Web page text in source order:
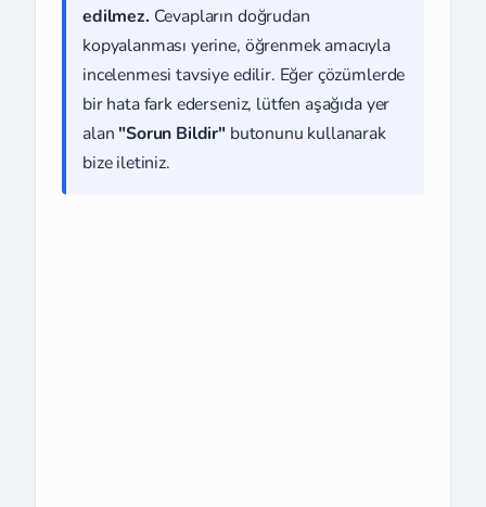
edilmez. Cevapların doğrudan
kopyalanması yerine, öğrenmek amacıyla
incelenmesi tavsiye edilir. Eğer çözümlerde
bir hata fark ederseniz, lütfen aşağıda yer
alan "Sorun Bildir" butonunu kullanarak
bize iletiniz.